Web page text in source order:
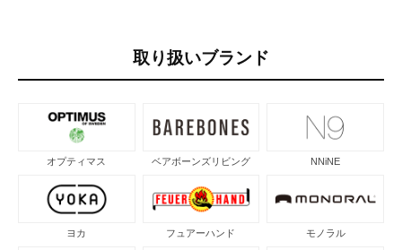
取り扱いブランド
オプティマス ベアボーンズリビング NNiNE
ヨカ フュアーハンド モノラル